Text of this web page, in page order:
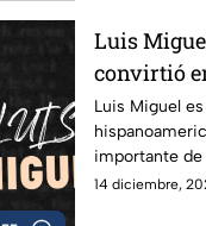
Luis
convirtió
con tan
tuvo que
la soledad
ausencia. |
Luis Miguel
importante de
tiempos. Su
14 diciembre,